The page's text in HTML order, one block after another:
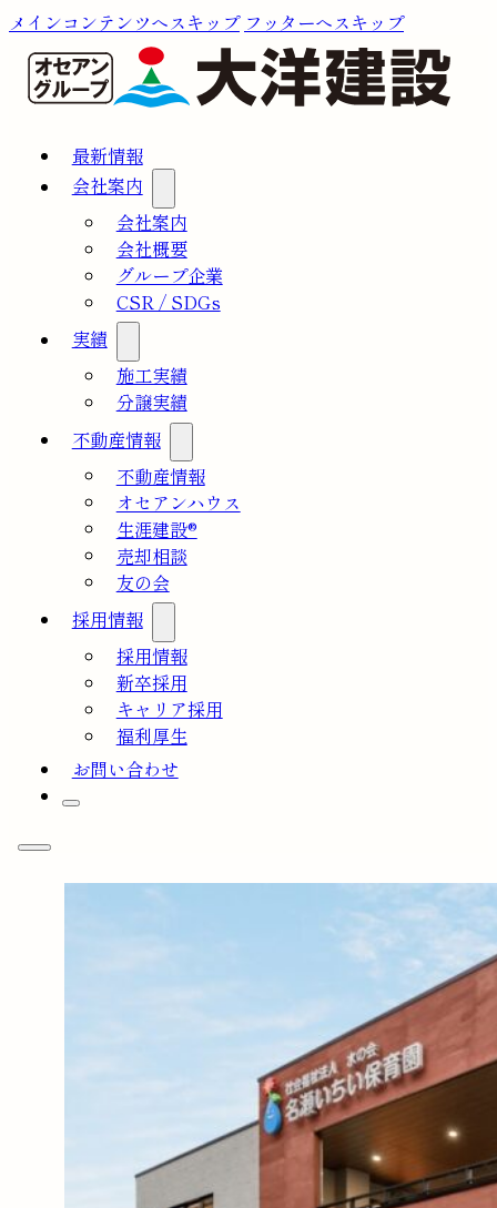
メインコンテンツへスキップ フッターへスキップ
最新情報
会社案内
会社案内
会社概要
グループ企業
CSR / SDGs
実績
施工実績
分譲実績
不動産情報
不動産情報
オセアンハウス
生涯建設®
売却相談
友の会
採用情報
採用情報
新卒採用
キャリア採用
福利厚生
お問い合わせ